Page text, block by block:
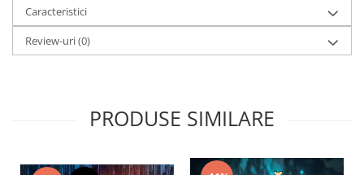
Caracteristici
Review-uri(0)
PRODUSE SIMILARE